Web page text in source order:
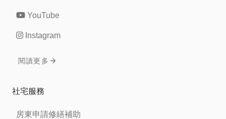
YouTube
Instagram
閱讀更多
社宅服務
房東申請修繕補助